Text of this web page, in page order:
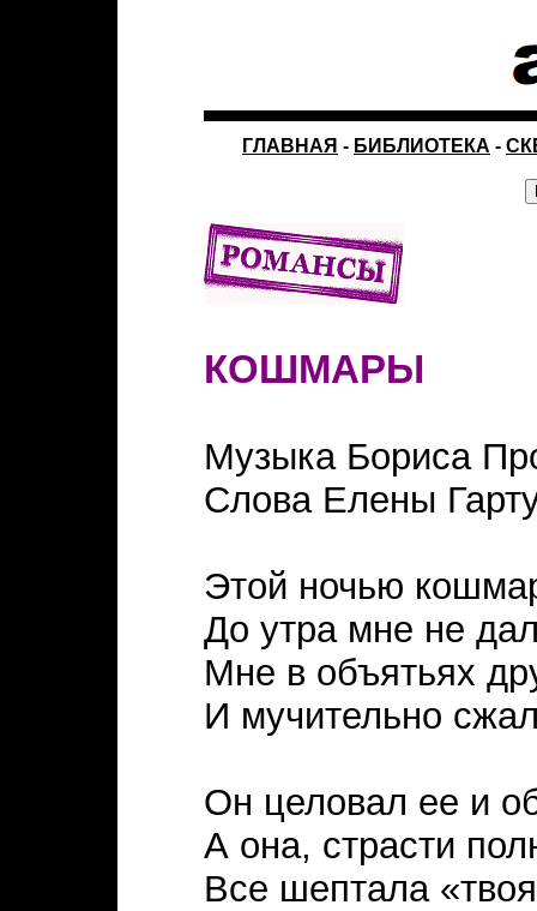
ГЛАВНАЯ - БИБЛИОТЕКА -
КОШМАРЫ
Музыка Бориса
Слова Елены
Этой ночью
До утра мне не
Мне в объятьях
И мучительно
Он целовал ее и
А она, страсти
Все шептала